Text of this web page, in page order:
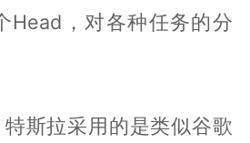
Head，对各种任务的分
斯拉采用的是类似谷歌